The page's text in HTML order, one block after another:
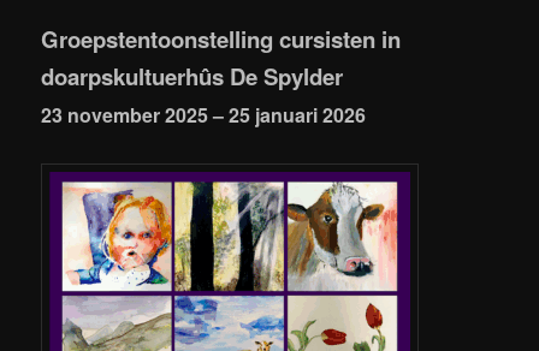
Groepstentoonstelling cursisten in
doarpskultuerhûs De Spylder
23 november 2025 – 25 januari 2026